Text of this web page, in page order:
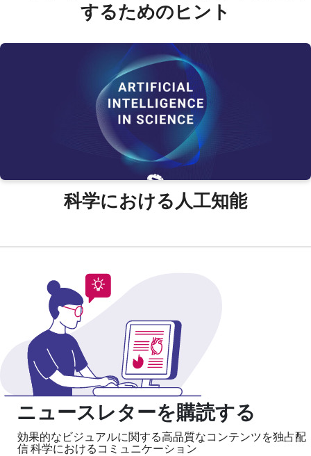
するためのヒント
科学における人工知能
ニュースレターを購読する
効果的なビジュアルに関する高品質なコンテンツを独占配
信科学におけるコミュニケーション